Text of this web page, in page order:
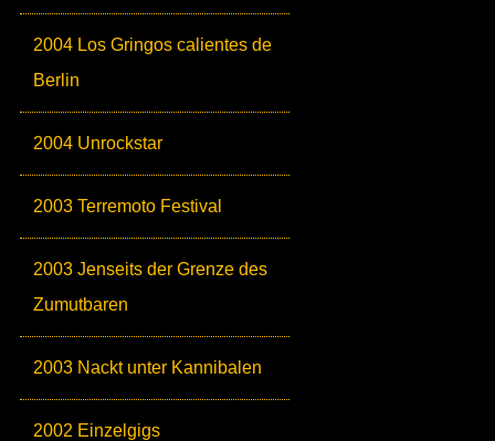
2004 Los Gringos calientes de
Berlin
2004 Unrockstar
2003 Terremoto Festival
2003 Jenseits der Grenze des
Zumutbaren
2003 Nackt unter Kannibalen
2002 Einzelgigs